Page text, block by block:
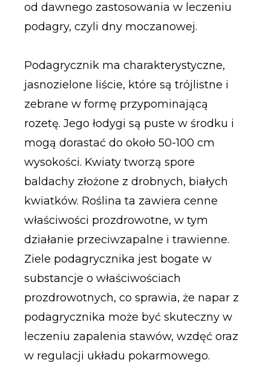
od dawnego zastosowania w leczeniu
podagry, czyli dny moczanowej.
Podagrycznik ma charakterystyczne,
jasnozielone liście, które są trójlistne i
zebrane w formę przypominającą
rozetę. Jego łodygi są puste w środku i
mogą dorastać do około 50-100 cm
wysokości. Kwiaty tworzą spore
baldachy złożone z drobnych, białych
kwiatków. Roślina ta zawiera cenne
właściwości prozdrowotne, w tym
działanie przeciwzapalne i trawienne.
Ziele podagrycznika jest bogate w
substancje o właściwościach
prozdrowotnych, co sprawia, że napar z
podagrycznika może być skuteczny w
leczeniu zapalenia stawów, wzdęć oraz
w regulacji układu pokarmowego.